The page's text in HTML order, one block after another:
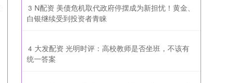
3 ​N配资 美债危机取代政府停摆成为新担忧！黄金、
白银继续受到投资者青睐
4 ​大发配资 光明时评：高校教师是否坐班，不该有
统一答案